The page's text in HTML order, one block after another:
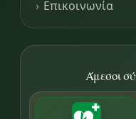
Επικοινωνία
Άμεσοι